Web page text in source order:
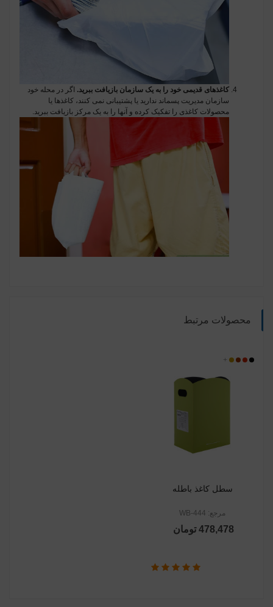
کاغذهای قدیمی خود را به یک سازمان بازیافت ببرید. اگر در محله خود
سازمان مدیریت پسماند ندارید یا پشتیبانی نمی کنند، کاغذها یا
محصولات کاغذی را تفکیک کرده و آنها را به یک مرکز بازیافت ببرید.
محصولات مرتبط
مشکی
قرمزمسی
طلایی
+
سطل کاغذ باطله
مرجع: WB-444
478,478 تومان